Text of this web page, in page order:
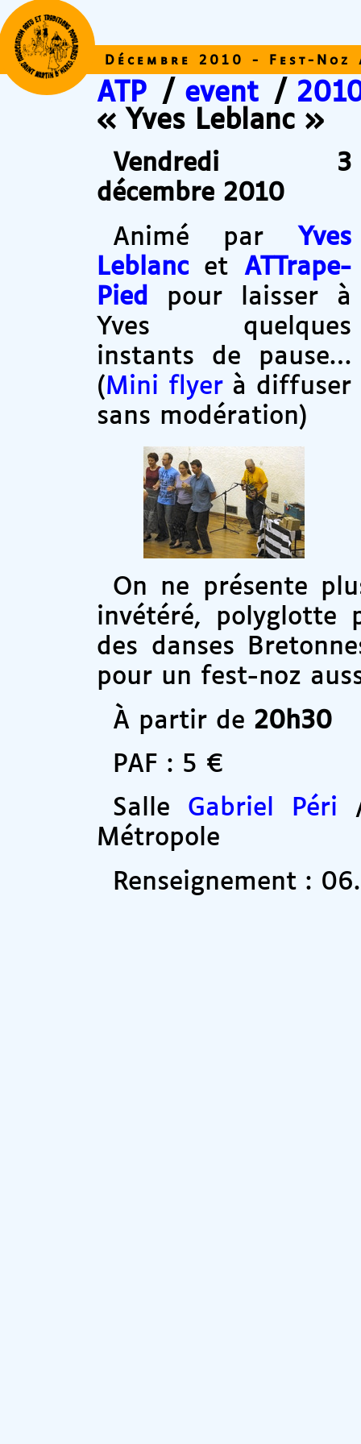
ATP / event /
« Yves Leblanc »
Décembre 2010 - Fest-Noz
Vendredi 3
décembre 2010
Animé par Yves
Leblanc et ATTrape-
Pied
pour laisser à
Yves quelques
instants de pause…
(Mini flyerà diffuser
sans modération)
On ne présente
invétéré, polyglotte
des danses
pour un fest-noz
À partir de 20h30
PAF : 5 €
Salle Gabriel Péri
Métropole
Renseignement :